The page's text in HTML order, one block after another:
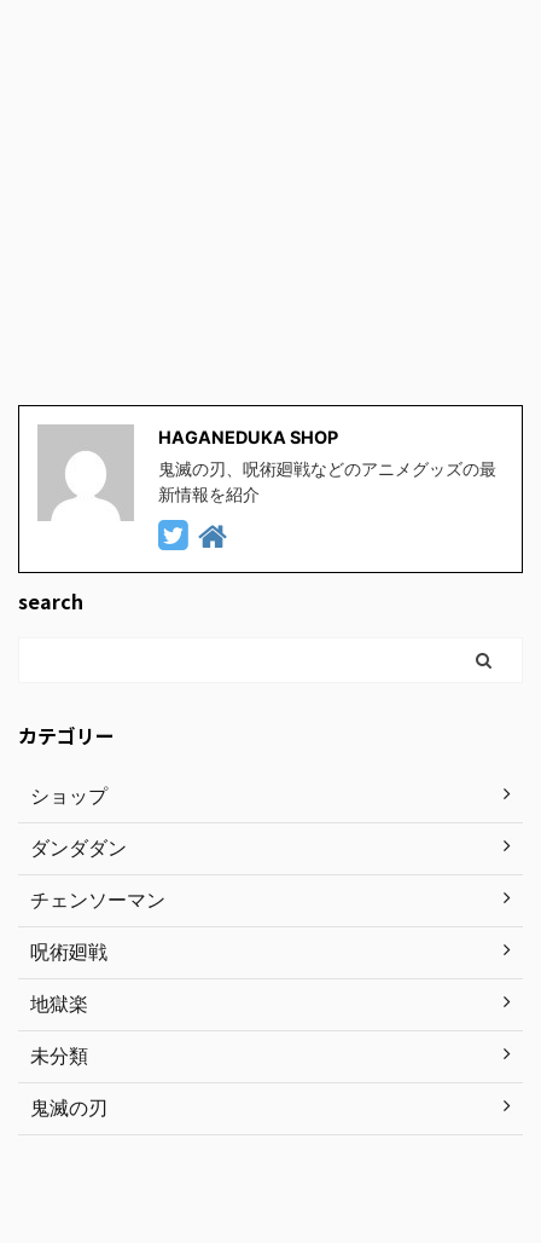
HAGANEDUKA SHOP
鬼滅の刃、呪術廻戦などのアニメグッズの最
新情報を紹介
search
カテゴリー
ショップ
ダンダダン
チェンソーマン
呪術廻戦
地獄楽
未分類
鬼滅の刃